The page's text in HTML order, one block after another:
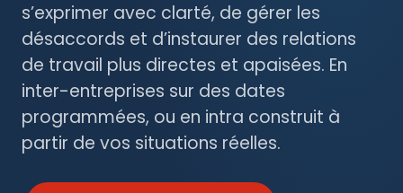
s’exprimer avec clarté, de gérer les
désaccords et d’instaurer des relations
de travail plus directes et apaisées. En
inter-entreprises sur des dates
programmées, ou en intra construit à
partir de vos situations réelles.